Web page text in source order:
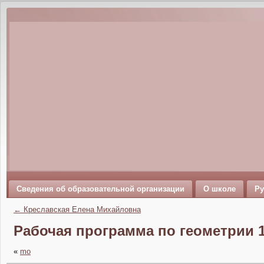
Сведения об образовательной организации О школе
← Креславская Елена Михайловна
Рабочая программа по геометрии
« mo